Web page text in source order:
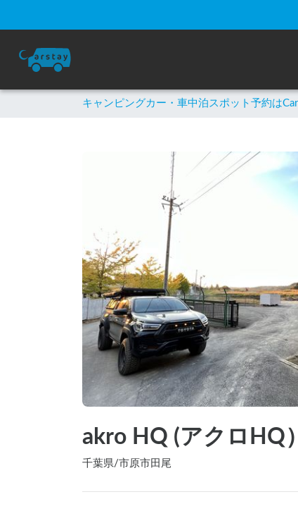
キャンピングカー・車中泊スポット予約は
akro HQ (アクロHQ
千葉県/市原市田尾